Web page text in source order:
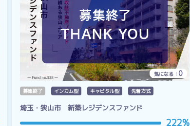
気になる： 0
募集終了 インカム型 キャピタル型 先着方式
埼玉・狭山市 新築レジデンスファンド
222%